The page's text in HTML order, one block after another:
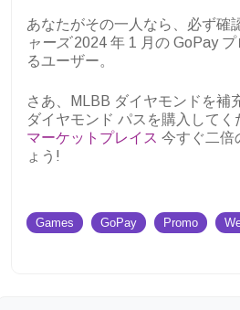
あなたがその一人なら、必ず確
ャーズ2024 年 1 月の GoPay
るユーザー。
さあ、MLBB ダイヤモンドを補
ダイヤモンド パスを購入してく
マーケットプレイス 今すぐ二倍
ょう !
Games GoPay Promo